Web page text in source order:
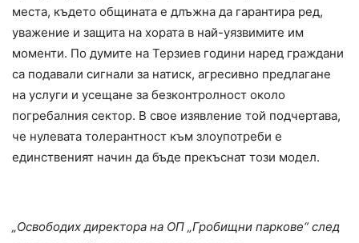
места, където общината е длъжна да гарантира ред,
уважение и защита на хората в най-уязвимите им
моменти. По думите на Терзиев години наред граждани
са подавали сигнали за натиск, агресивно предлагане
на услуги и усещане за безконтролност около
погребалния сектор. В свое изявление той подчертава,
че нулевата толерантност към злоупотреби е
единственият начин да бъде прекъснат този модел.
„Освободих директора на ОП „Гробищни паркове“ след